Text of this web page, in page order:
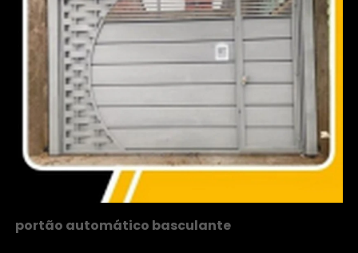
portão automático basculante